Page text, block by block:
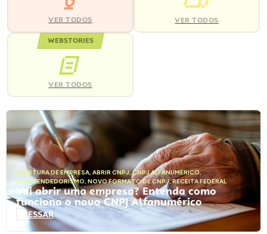
VER TODOS VER TODOS
WEBSTORIES
VER TODOS
ABERTURA DE EMPRESA, ABRIR CNPJ,CNPJ ALFANUMÉRICO,
EMPREENDEDORISMO, NOVO FORMATO DE CNPJ,RECEITA FEDERAL
Vai abrir uma empresa? Entenda como
funciona o novo CNPJ Alfanumérico
ACESSAR